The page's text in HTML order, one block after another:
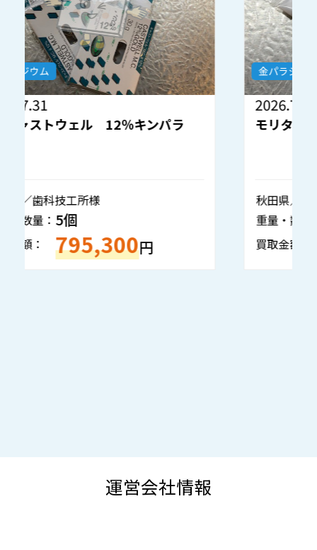
金パラジウム
2026.7.30
モリタ 金パラナイス 12％キンパラ
秋田県／歯科技工所様
重量・数量：
買取金額： 133,050
運営会社情報